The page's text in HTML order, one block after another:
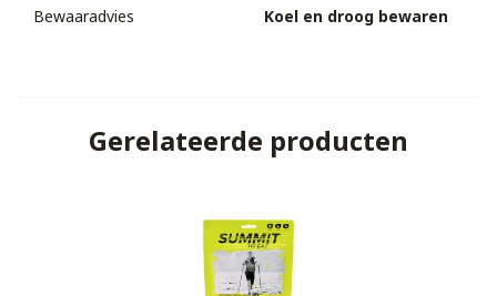
Bewaaradvies Koel en droog bewaren
Gerelateerde producten